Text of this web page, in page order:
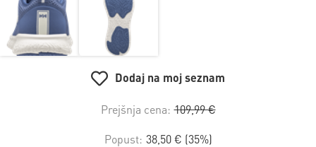
Dodaj na moj seznam
Prejšnja cena: 109,99 €
Popust: 38,50 € (35%)